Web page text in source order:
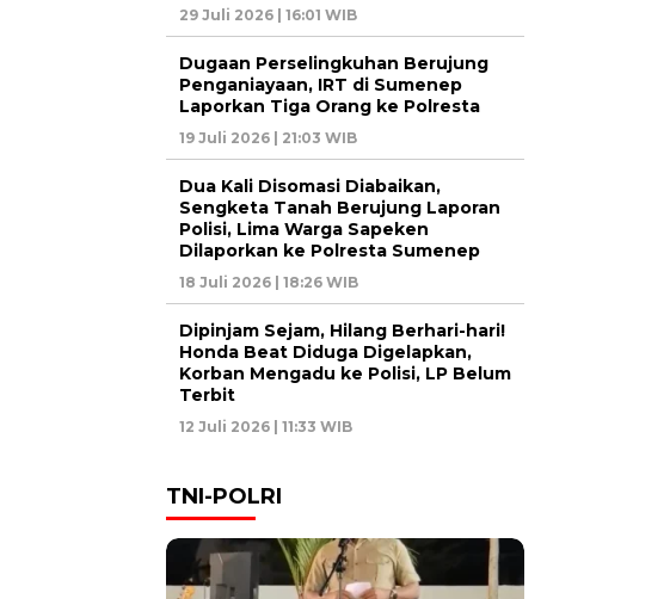
29 Juli 2026 | 16:01 WIB
Dugaan Perselingkuhan Berujung
Penganiayaan, IRT di Sumenep
Laporkan Tiga Orang ke Polresta
19 Juli 2026 | 21:03 WIB
Dua Kali Disomasi Diabaikan,
Sengketa Tanah Berujung Laporan
Polisi, Lima Warga Sapeken
Dilaporkan ke Polresta Sumenep
18 Juli 2026 | 18:26 WIB
Dipinjam Sejam, Hilang Berhari-hari!
Honda Beat Diduga Digelapkan,
Korban Mengadu ke Polisi, LP Belum
Terbit
12 Juli 2026 | 11:33 WIB
TNI-POLRI